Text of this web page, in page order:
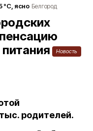
°С, ясно Белгород
Новость
родителей.